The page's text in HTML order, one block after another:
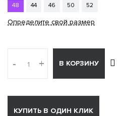
48 44 46 50 52
Определите свой размер
- + В КОРЗИНУ
КУПИТЬ В ОДИН КЛИК